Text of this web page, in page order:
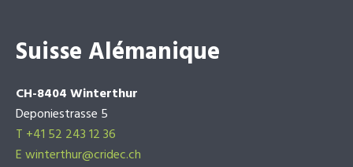
Suisse Alémanique
CH-8404 Winterthur
Deponiestrasse 5
T +41 52 243 12 36
E winterthur@cridec.ch